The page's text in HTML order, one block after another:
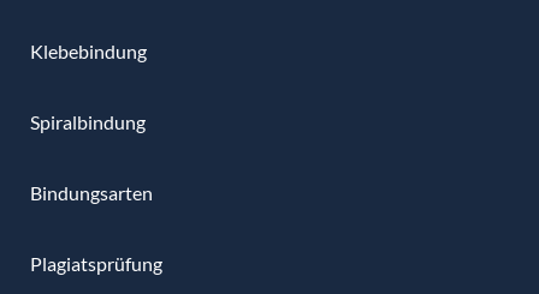
Klebebindung
Spiralbindung
Bindungsarten
Plagiatsprüfung